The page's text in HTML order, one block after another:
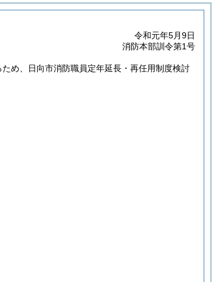
令和元年5月9日
消防本部訓令第1号
め、日向市消防職員定年延長・再任用制度検討